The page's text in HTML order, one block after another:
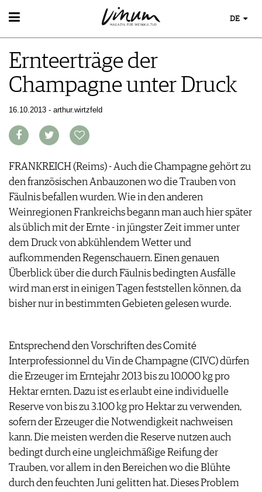
WEIN
WEINSUCHE
GUIDE WEINGÜTER
WINETRADECLUB
WEINE DES MONATS
TRINKREIFETABELLE
UNIQUE WINERIES
WEINWISSEN
WEINREGIONEN
WEINLEXIKON
WEINGESCHICHTE
WEINLAGERUNG
INFOGRAFIKEN
NEWS
EVENTS
EVENTKALENDER
EVENT-BILDER
FOOD PAIRING TIPPS
FOOD PAIRING TABELLE
KULINARIK
REZEPTE
HOTSPOTS
WEINREISEN
MAGAZIN
KLARTEXT
EXTRAS
ABO
AUSGABE
ARCHIV
VORTEILSWELT
MEDIATHEK
APPS
VIDEOS
BILDSTRECKEN
BÜCHER
NEWS
WEINWIRTSCHAFT
WEINSZENE
PORTRAITS
VINOPHILES
ARCHIV
ANMELDEN
GEWINNSPIELE
VORTEILSWELT
TRINKREIFETABELLE
REDAKTION
DE
Ernteerträge der
Champagne unter Druck
16.10.2013 - arthur.wirtzfeld
FRANKREICH (Reims) - Auch die Champagne gehört zu
den französischen Anbauzonen wo die Trauben von
Fäulnis befallen wurden. Wie in den anderen
Weinregionen Frankreichs begann man auch hier später
als üblich mit der Ernte - in jüngster Zeit immer unter
dem Druck von abkühlendem Wetter und
aufkommenden Regenschauern. Einen genauen
Überblick über die durch Fäulnis bedingten Ausfälle
wird man erst in einigen Tagen feststellen können, da
bisher nur in bestimmten Gebieten gelesen wurde.
Entsprechend den Vorschriften des Comité
Interprofessionnel du Vin de Champagne (CIVC) dürfen
die Erzeuger im Erntejahr 2013 bis zu 10.000 kg pro
Hektar ernten. Dazu ist es erlaubt eine individuelle
Reserve von bis zu 3.100 kg pro Hektar zu verwenden,
sofern der Erzeuger die Notwendigkeit nachweisen
kann. Die meisten werden die Reserve nutzen auch
bedingt durch eine ungleichmäßige Reifung der
Trauben, vor allem in den Bereichen wo die Blühte
durch den feuchten Juni gelitten hat. Dieses Problem